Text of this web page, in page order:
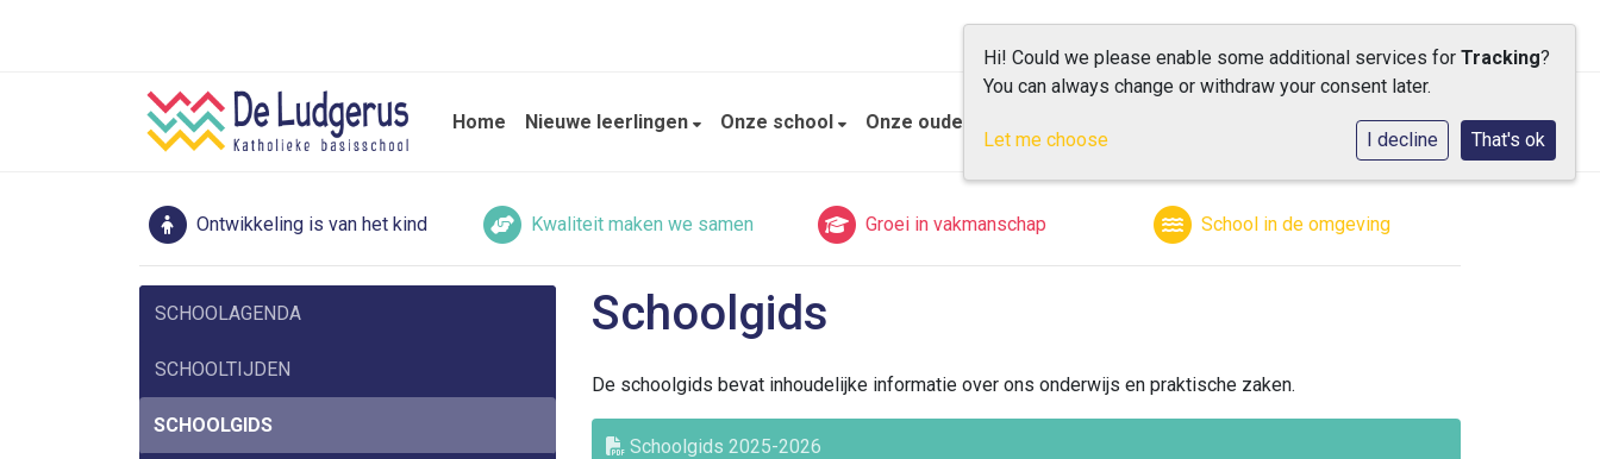
Home Nieuwe leerlingen Onze school Onze ouders
Ontwikkeling is van het kind Kwaliteit maken we samen Groei in vakmanschap School in de omgeving
SCHOOLAGENDA
SCHOOLTIJDEN
SCHOOLGIDS
Schoolgids
De schoolgids bevat inhoudelijke informatie over ons onderwijs en praktische zaken.
Schoolgids 2025-2026
Hi! Could we please enable some additional services for Tracking?
You can always change or withdraw your consent later.
Let me choose I decline That's ok